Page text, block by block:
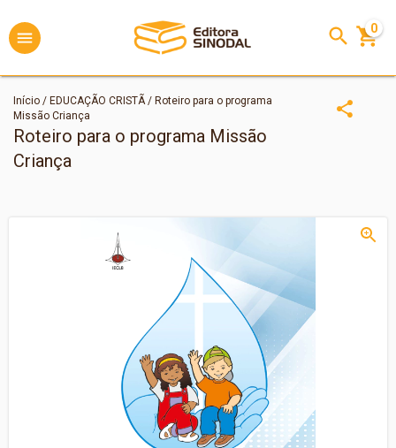
0
Início / EDUCAÇÃO CRISTÃ / Roteiro para o programa
Missão Criança
Roteiro para o programa Missão
Criança